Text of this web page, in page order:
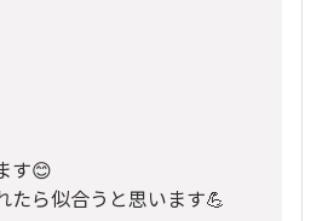
す😊
たら似合うと思います💪